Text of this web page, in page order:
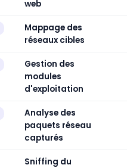
web
Mappage des
réseaux cibles
Gestion des
modules
d'exploitation
Analyse des
paquets réseau
capturés
Sniffing du